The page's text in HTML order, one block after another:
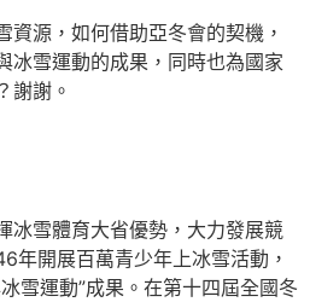
資源，如何借助亞冬會的契機，
冰雪運動的成果，同時也為國家
謝謝。
冰雪體育大省優勢，大力發展競
年開展百萬青少年上冰雪活動，
雪運動”成果。在第十四屆全國冬